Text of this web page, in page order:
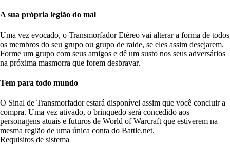
A sua própria legião do mal
Uma vez evocado, o Transmorfador Etéreo vai alterar a forma de todos
os membros do seu grupo ou grupo de raide, se eles assim desejarem.
Forme um grupo com seus amigos e dê um susto nos seus adversários
na próxima masmorra que forem desbravar.
Tem para todo mundo
O Sinal de Transmorfador estará disponível assim que você concluir a
compra. Uma vez ativado, o brinquedo será concedido aos
personagens atuais e futuros de World of Warcraft que estiverem na
mesma região de uma única conta do Battle.net.
Requisitos de sistema